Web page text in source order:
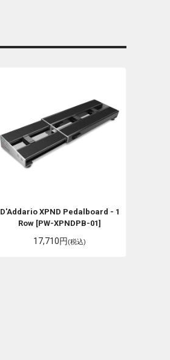
D'Addario XPND Pedalboard - 1
Row [PW-XPNDPB-01]
17,710円(税込)